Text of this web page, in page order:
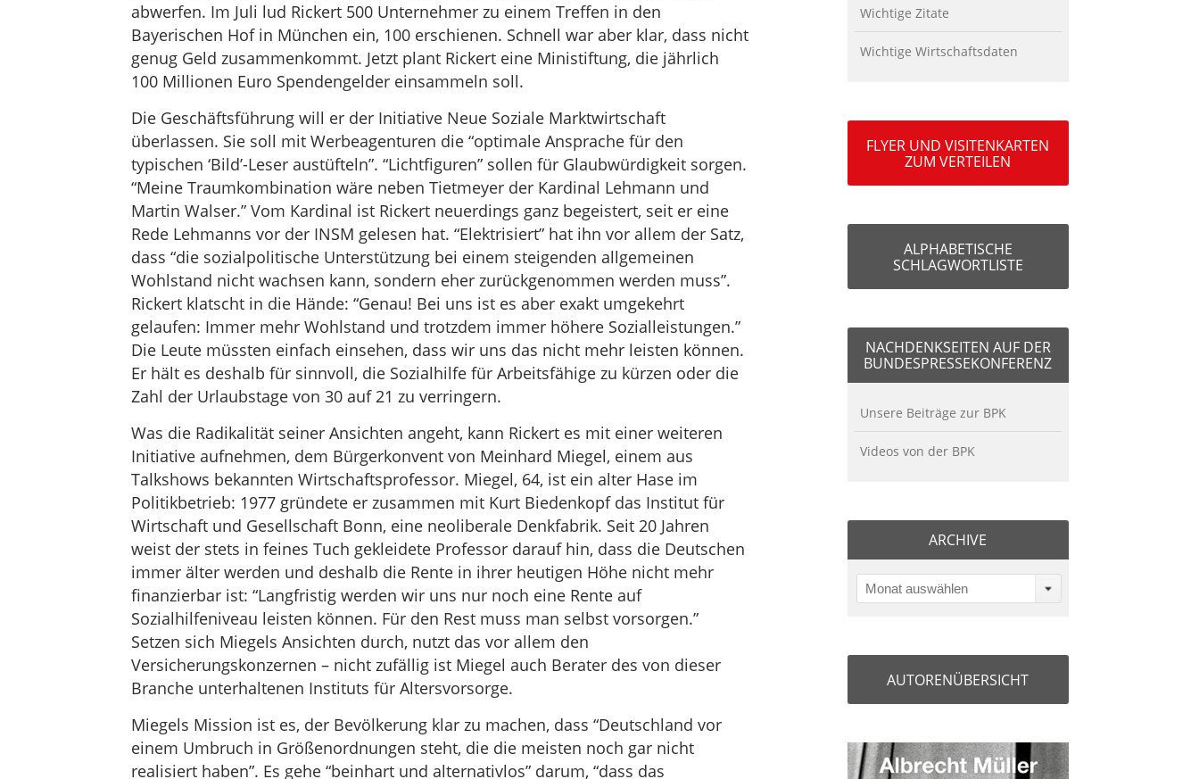
abwerfen. Im Juli lud Rickert 500 Unternehmer zu einem Treffen in den
Bayerischen Hof in München ein, 100 erschienen. Schnell war aber klar, dass nicht
genug Geld zusammenkommt. Jetzt plant Rickert eine Ministiftung, die jährlich
100 Millionen Euro Spendengelder einsammeln soll.
Die Geschäftsführung will er der Initiative Neue Soziale Marktwirtschaft
überlassen. Sie soll mit Werbeagenturen die “optimale Ansprache für den
typischen ‘Bild’-Leser austüfteln”. “Lichtfiguren” sollen für Glaubwürdigkeit sorgen.
“Meine Traumkombination wäre neben Tietmeyer der Kardinal Lehmann und
Martin Walser.” Vom Kardinal ist Rickert neuerdings ganz begeistert, seit er eine
Rede Lehmanns vor der INSM gelesen hat. “Elektrisiert” hat ihn vor allem der Satz,
dass “die sozialpolitische Unterstützung bei einem steigenden allgemeinen
Wohlstand nicht wachsen kann, sondern eher zurückgenommen werden muss”.
Rickert klatscht in die Hände: “Genau! Bei uns ist es aber exakt umgekehrt
gelaufen: Immer mehr Wohlstand und trotzdem immer höhere Sozialleistungen.”
Die Leute müssten einfach einsehen, dass wir uns das nicht mehr leisten können.
Er hält es deshalb für sinnvoll, die Sozialhilfe für Arbeitsfähige zu kürzen oder die
Zahl der Urlaubstage von 30 auf 21 zu verringern.
Was die Radikalität seiner Ansichten angeht, kann Rickert es mit einer weiteren
Initiative aufnehmen, dem Bürgerkonvent von Meinhard Miegel, einem aus
Talkshows bekannten Wirtschaftsprofessor. Miegel, 64, ist ein alter Hase im
Politikbetrieb: 1977 gründete er zusammen mit Kurt Biedenkopf das Institut für
Wirtschaft und Gesellschaft Bonn, eine neoliberale Denkfabrik. Seit 20 Jahren
weist der stets in feines Tuch gekleidete Professor darauf hin, dass die Deutschen
immer älter werden und deshalb die Rente in ihrer heutigen Höhe nicht mehr
finanzierbar ist: “Langfristig werden wir uns nur noch eine Rente auf
Sozialhilfeniveau leisten können. Für den Rest muss man selbst vorsorgen.”
Setzen sich Miegels Ansichten durch, nutzt das vor allem den
Versicherungskonzernen – nicht zufällig ist Miegel auch Berater des von dieser
Branche unterhaltenen Instituts für Altersvorsorge.
Miegels Mission ist es, der Bevölkerung klar zu machen, dass “Deutschland vor
einem Umbruch in Größenordnungen steht, die die meisten noch gar nicht
realisiert haben”. Es gehe “beinhart und alternativlos” darum, “dass das
Wichtige Zitate
Wichtige Wirtschaftsdaten
FLYER UND VISITENKARTEN
ZUM VERTEILEN
ALPHABETISCHE
SCHLAGWORTLISTE
NACHDENKSEITEN AUF DER
BUNDESPRESSEKONFERENZ
Unsere Beiträge zur BPK
Videos von der BPK
ARCHIVE
Monat auswählen
AUTORENÜBERSICHT